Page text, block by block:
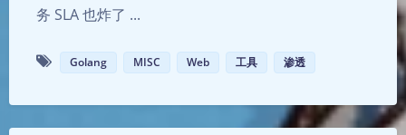
务 SLA 也炸了 ...
Golang MISC Web 工具 渗透